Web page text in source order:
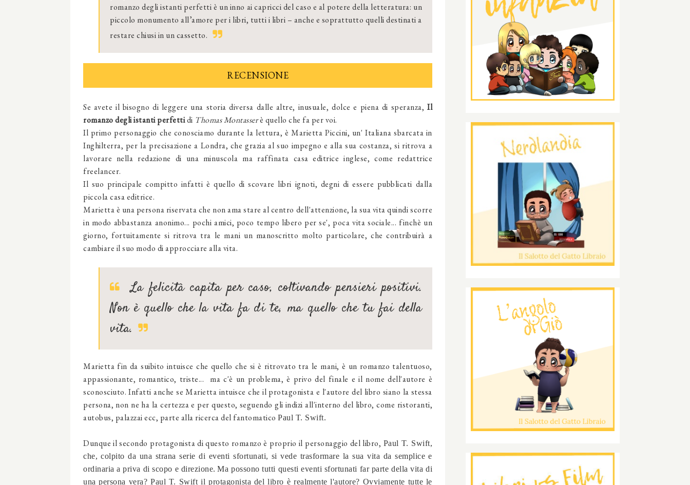
romanzo degli istanti perfetti è un inno ai capricci del caso e al potere della letteratura: un
piccolo monumento all’amore per i libri, tutti i libri – anche e soprattutto quelli destinati a
restare chiusi in un cassetto.
RECENSIONE
Se avete il bisogno di leggere una storia diversa dalle altre, inusuale, dolce e piena di speranza, Il
romanzo degli istanti perfettidi Thomas Montasserè quello che fa per voi.
Il primo personaggio che conosciamo durante la lettura, è Marietta Piccini, un' Italiana sbarcata in
Inghilterra, per la precisazione a Londra, che grazia al suo impegno e alla sua costanza, si ritrova a
lavorare nella redazione di una minuscola ma raffinata casa editrice inglese, come redattrice
freelancer.
Il suo principale compitto infatti è quello di scovare libri ignoti, degni di essere pubblicati dalla
piccola casa editrice.
Marietta è una persona riservata che non ama stare al centro dell'attenzione, la sua vita quindi scorre
in modo abbastanza anonimo... pochi amici, poco tempo libero per se', poca vita sociale... finchè un
giorno, fortuitamente si ritrova tra le mani un manoscritto molto particolare, che contribuirà a
cambiare il suo modo di approcciare alla vita.
La felicità capita per caso, coltivando pensieri positivi.
Non è quello che la vita fa di te, ma quello che tu fai della
vita.
Marietta fin da suibito intuisce che quello che si è ritrovato tra le mani, è un romanzo talentuoso,
appassionante, romantico, triste... ma c'è un problema, è privo del finale e il nome dell'autore è
sconosciuto. Infatti anche se Marietta intuisce che il protagonista e l'autore del libro siano la stessa
persona, non ne ha la certezza e per questo, seguendo gli indizi all'interno del libro, come ristoranti,
autobus, palazzai ecc, parte alla ricerca del fantomatico Paul T. Swift.
Dunque il secondo protagonista di questo romanzo è proprio il personaggio del libro, Paul T. Swift,
che, colpito da una strana serie di eventi sfortunati, si vede trasformare la sua vita da semplice e
ordinaria a priva di scopo e direzione. Ma possono tutti questi eventi sfortunati far parte della vita di
una persona vera? Paul T. Swift il protagonista del libro è realmente l'autore? Ovviamente tutte le